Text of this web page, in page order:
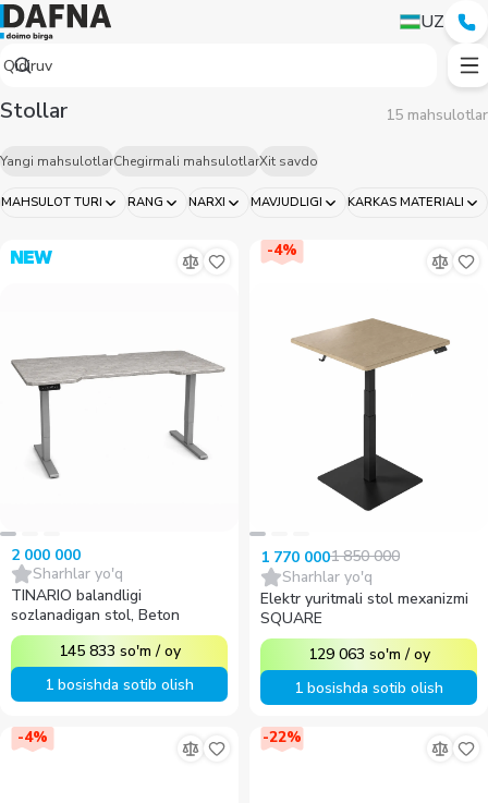
UZ
MAHSULOT TURI RANG NARXI MAVJUDLIGI KARKAS MATERIALI
Stollar 15 mahsulotlar
Yangi mahsulotlarChegirmali mahsulotlarXit savdo
2 000 000
Sharhlar yo'q
TINARIO balandligi
sozlanadigan stol, Beton
145 833 so'm /oy
1 bosishda sotib olish
-4%
1 770 0001 850 000
Sharhlar yo'q
Elektr yuritmali stol mexanizmi
SQUARE
129 063 so'm /oy
1 bosishda sotib olish
-4% -22%